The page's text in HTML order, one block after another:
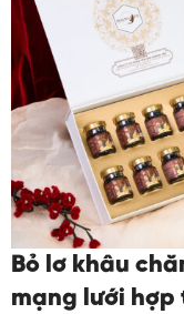
Bỏ lơ khâu
mạng lưới hợp